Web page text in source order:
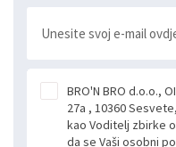
BRO'N BRO d.o.o.,
27a , 10360
kao Voditelj zbirke
da se Vaši osobni